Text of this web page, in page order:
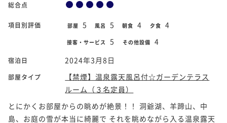
総合点
項目別評価 部屋 5 風呂 5 朝食 4 夕食 4
接客・サービス 5 その他設備 4
宿泊日 2024年3月8日
部屋タイプ
【禁煙】温泉露天風呂付☆ガーデンテラス
ルーム（３名定員）
とにかくお部屋からの眺めが絶景！！ 洞爺湖、羊蹄山、中
島、お庭の雪が本当に綺麗で それを眺めながら入る温泉露天